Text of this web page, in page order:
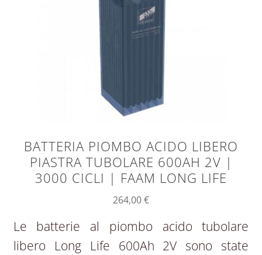
BATTERIA PIOMBO ACIDO LIBERO
PIASTRA TUBOLARE 600AH 2V |
3000 CICLI | FAAM LONG LIFE
264,00€
Le batterie al piombo acido tubolare
libero Long Life 600Ah 2V sono state